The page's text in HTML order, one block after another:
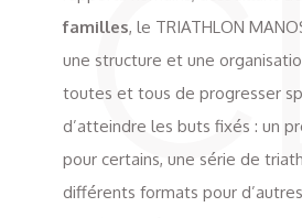
familles, le TRIATHLON
une structure et une
toutes et tous de progresser
d’atteindre les buts fixés : un
pour certains, une série de
différents formats pour